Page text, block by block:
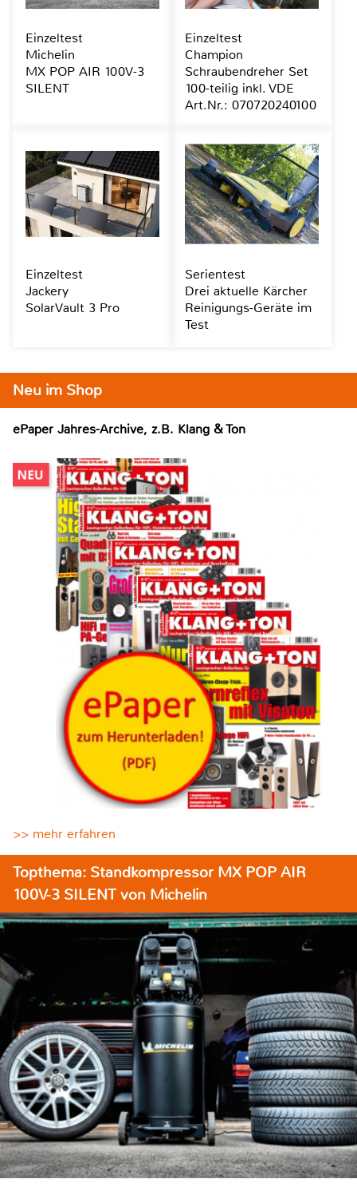
Neu im Shop
ePaper Jahres-Archive, z.B. Klang & Ton
>> mehr erfahren
Topthema: Standkompressor MX POP AIR
100V-3 SILENT von Michelin
Einzeltest
Michelin
MX POP AIR 100V-3
SILENT
Einzeltest
Champion
Schraubendreher Set
100-teilig inkl. VDE
Art.Nr.: 070720240100
Einzeltest
Jackery
SolarVault 3 Pro
Serientest
Drei aktuelle Kärcher
Reinigungs-Geräte im
Test